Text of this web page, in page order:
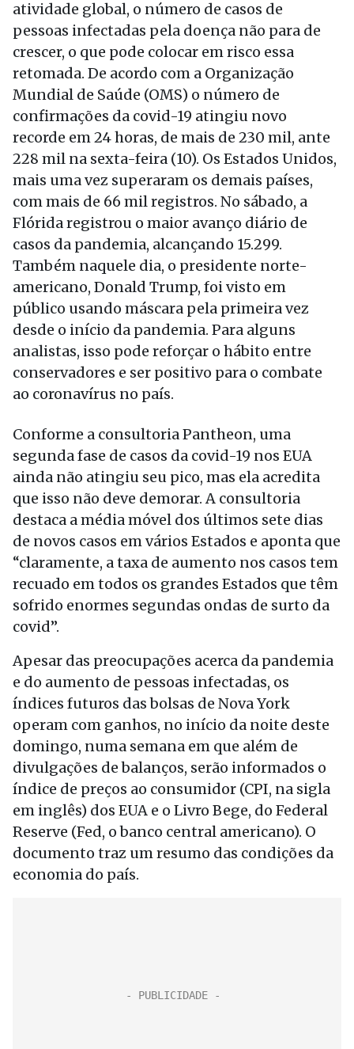
atividade global, o número de casos de
pessoas infectadas pela doença não para de
crescer, o que pode colocar em risco essa
retomada. De acordo com a Organização
Mundial de Saúde (OMS) o número de
confirmações da covid-19 atingiu novo
recorde em 24 horas, de mais de 230 mil, ante
228 mil na sexta-feira (10). Os Estados Unidos,
mais uma vez superaram os demais países,
com mais de 66 mil registros. No sábado, a
Flórida registrou o maior avanço diário de
casos da pandemia, alcançando 15.299.
Também naquele dia, o presidente norte-
americano, Donald Trump, foi visto em
público usando máscara pela primeira vez
desde o início da pandemia. Para alguns
analistas, isso pode reforçar o hábito entre
conservadores e ser positivo para o combate
ao coronavírus no país.
Conforme a consultoria Pantheon, uma
segunda fase de casos da covid-19 nos EUA
ainda não atingiu seu pico, mas ela acredita
que isso não deve demorar. A consultoria
destaca a média móvel dos últimos sete dias
de novos casos em vários Estados e aponta que
“claramente, a taxa de aumento nos casos tem
recuado em todos os grandes Estados que têm
sofrido enormes segundas ondas de surto da
covid”.
Apesar das preocupações acerca da pandemia
e do aumento de pessoas infectadas, os
índices futuros das bolsas de Nova York
operam com ganhos, no início da noite deste
domingo, numa semana em que além de
divulgações de balanços, serão informados o
índice de preços ao consumidor (CPI, na sigla
em inglês) dos EUA e o Livro Bege, do Federal
Reserve (Fed, o banco central americano). O
documento traz um resumo das condições da
economia do país.